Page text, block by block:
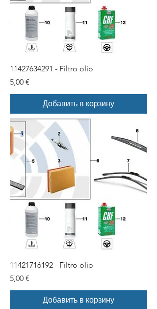
11427634291 - Filtro olio
Цена
5,00 €
Добавить в корзину
11421716192 - Filtro olio
Цена
5,00 €
Добавить в корзину